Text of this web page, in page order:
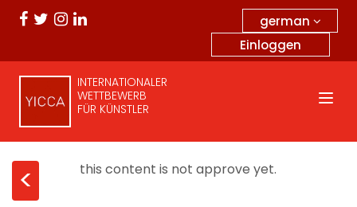
german
Einloggen
INTERNATIONALER
WETTBEWERB
FÜR KÜNSTLER
< this content is not approve yet.